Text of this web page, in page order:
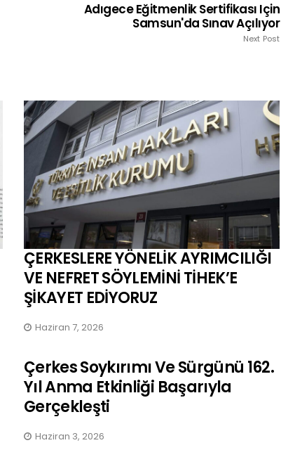
Adıgece Eğitmenlik Sertifikası Için
Samsun'da Sınav Açılıyor
Next Post
ÇERKESLERE YÖNELİK AYRIMCILIĞI
VE NEFRET SÖYLEMİNİ TİHEK’E
ŞİKAYET EDİYORUZ
Haziran 7, 2026
Çerkes Soykırımı Ve Sürgünü 162.
Yıl Anma Etkinliği Başarıyla
Gerçekleşti
Haziran 3, 2026